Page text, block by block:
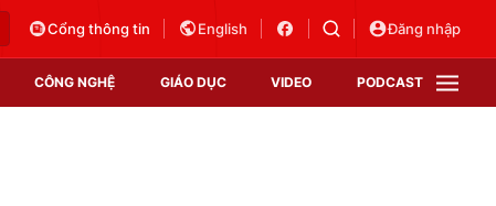
Cổng thông tin English Đăng nhập
CÔNG NGHỆ GIÁO DỤC VIDEO PODCAST